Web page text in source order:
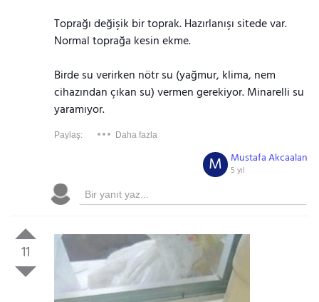
Toprağı değişik bir toprak. Hazırlanışı sitede var.
Normal toprağa kesin ekme.
Birde su verirken nötr su (yağmur, klima, nem
cihazından çıkan su) vermen gerekiyor. Minarelli su
yaramıyor.
Paylaş: Daha fazla
Mustafa Akcaalan
5 yıl
M
11